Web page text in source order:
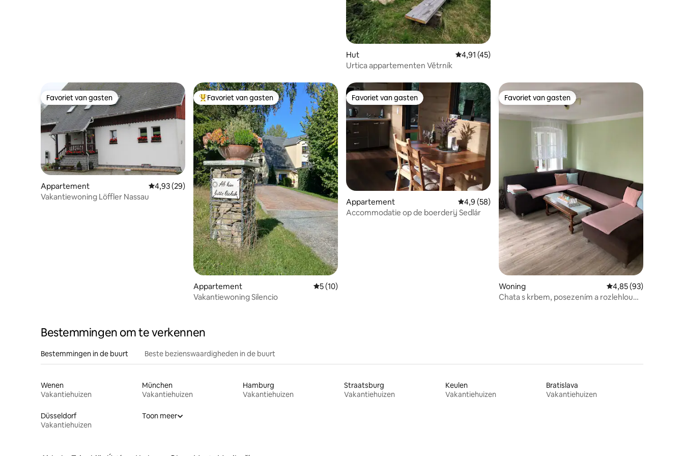
Hut Gemiddelde beoordeling van 4,91 uit 5, 45 recensies
4,91 (45)
Urtica appartementen Větrník
Favoriet van gasten
Favoriet van gasten
Appartement Gemiddelde beoordeling van 4,93 uit 5, 29 recensies
4,93 (29)
Vakantiewoning Löffler Nassau
Topfavoriet van gasten
Favoriet van gasten
Appartement Gemiddelde beoordeling van 5 uit 5, 10 recensies
5 (10)
Vakantiewoning Silencio
Favoriet van gasten
Favoriet van gasten
Appartement Gemiddelde beoordeling van 4,9 uit 5, 58 recensies
4,9 (58)
Accommodatie op de boerderij Sedlár
Favoriet van gasten
Favoriet van gasten
Woning Gemiddelde
4,85 (93)
Chata s krbem, posezením a rozlehlou
Bestemmingen om te verkennen
Bestemmingen in de buurt Beste bezienswaardigheden in de buurt
Wenen
Vakantiehuizen
München
Vakantiehuizen
Hamburg
Vakantiehuizen
Straatsburg
Vakantiehuizen
Keulen
Vakantiehuizen
Bratislava
Vakantiehuizen
Düsseldorf
Vakantiehuizen
Toon meer